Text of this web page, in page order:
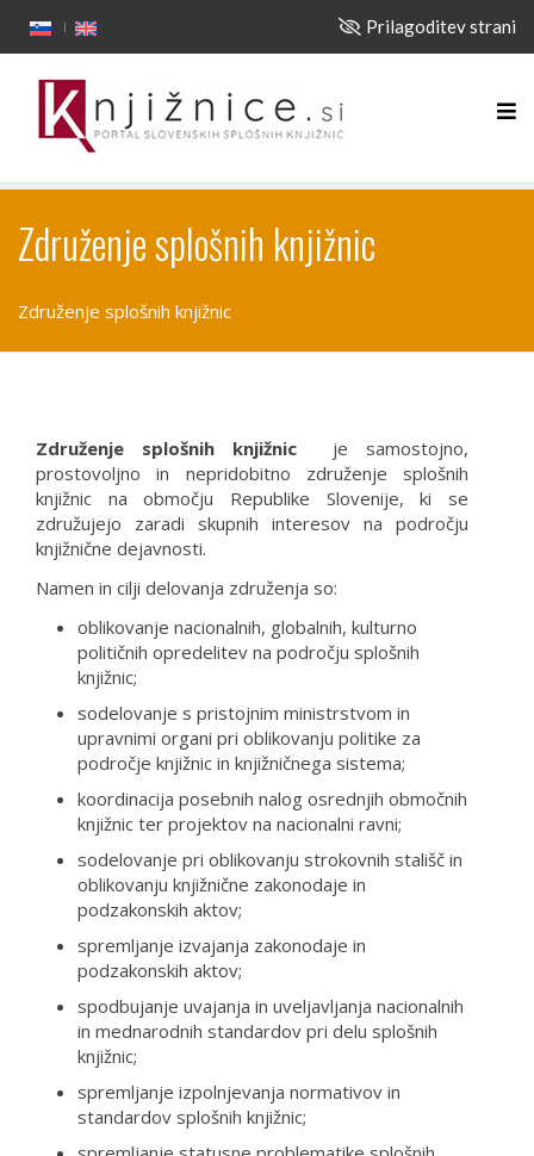
Prilagoditev strani
Združenje splošnih knjižnic
Združenje splošnih knjižnic
Združenje splošnih knjižnic je samostojno,
prostovoljno in nepridobitno združenje splošnih
knjižnic na območju Republike Slovenije, ki se
združujejo zaradi skupnih interesov na področju
knjižnične dejavnosti.
Namen in cilji delovanja združenja so:
oblikovanje nacionalnih, globalnih, kulturno
političnih opredelitev na področju splošnih
knjižnic;
sodelovanje s pristojnim ministrstvom in
upravnimi organi pri oblikovanju politike za
področje knjižnic in knjižničnega sistema;
koordinacija posebnih nalog osrednjih območnih
knjižnic ter projektov na nacionalni ravni;
sodelovanje pri oblikovanju strokovnih stališč in
oblikovanju knjižnične zakonodaje in
podzakonskih aktov;
spremljanje izvajanja zakonodaje in
podzakonskih aktov;
spodbujanje uvajanja in uveljavljanja nacionalnih
in mednarodnih standardov pri delu splošnih
knjižnic;
spremljanje izpolnjevanja normativov in
standardov splošnih knjižnic;